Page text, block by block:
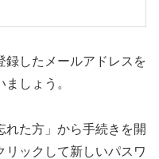
録したメールアドレスを
しょう。
れた方」から手続きを開
リックして新しいパスワ